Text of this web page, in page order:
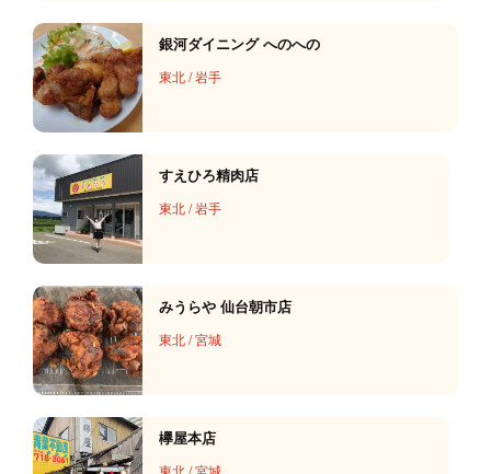
銀河ダイニング へのへの
東北/岩手
すえひろ精肉店
東北/岩手
みうらや 仙台朝市店
東北/宮城
欅屋本店
東北 /宮城